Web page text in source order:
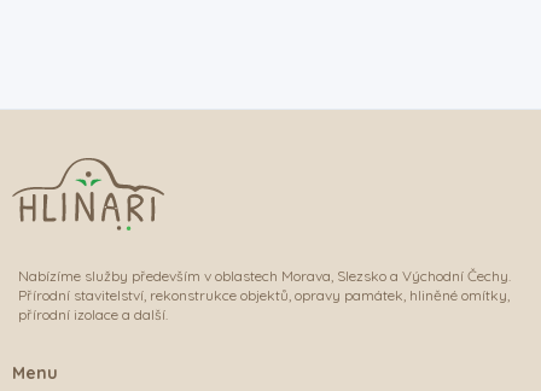
Nabízíme služby především v oblastech Morava, Slezsko a Východní Čechy.
Přírodní stavitelství, rekonstrukce objektů, opravy památek, hliněné omítky,
přírodní izolace a další.
Menu